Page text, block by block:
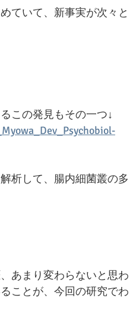
ていて、新事実が次々と
この発見もその一つ↓
析して、腸内細菌叢の多
あまり変わらないと思わ
ことが、今回の研究でわ